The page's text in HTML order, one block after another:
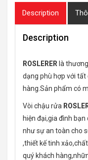
Description
Description
ROSLERER là
dạng phù hợp với tất
hàng.Sản phẩm có
Vòi chậu rửa
hiện đại,gia đình
như sự an toàn cho
,thiết kế tinh
quý khách